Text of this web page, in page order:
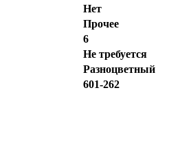
Нет
Прочее
6
Не требуется
Разноцветный
601-262